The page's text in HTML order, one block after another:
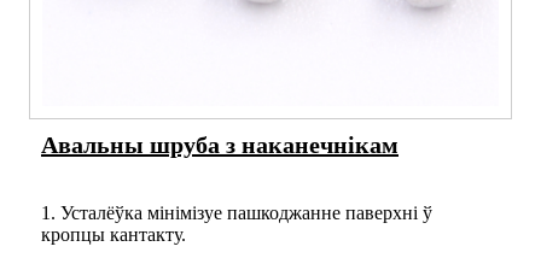
Авальны шруба з наканечнікам
1. Усталёўка мінімізуе пашкоджанне паверхні ў
кропцы кантакту.